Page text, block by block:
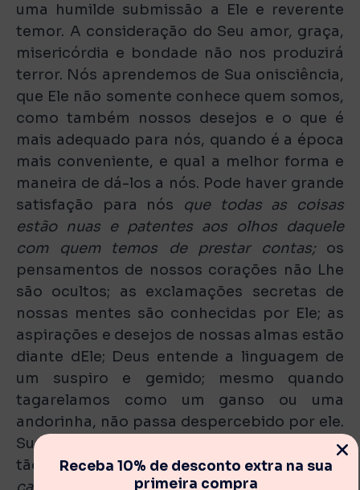
uma humilde submissão a Ele e reverente
temor. A consideração do Seu amor, graça,
misericórdia e bondade não nos produzirá
terror. Nós aprendemos de Sua onisciência,
que Ele não somente conhece quem somos,
como também nossos desejos e o que é
mais adequado para nós, quando é a época
mais conveniente, e qual a melhor forma e
maneira de dá-los a nós. Pode haver grande
satisfação para nós que todas as coisas
estão nuas e patentes aos olhos daquele
com quem temos de prestar contas;os
pensamentos de nossos corações não Lhe
são ocultos; as exclamações secretas de
nossas mentes são conhecidas por Ele; as
aspirações e desejos de nossas almas estão
diante dEle; Deus entende a linguagem de
um suspiro e gemido; mesmo quando
tagarelamos como um ganso ou uma
andorinha, não passa despercebido por ele.
Sua onipotência nos assegura que nada é
tão difícil ou impossível para Ele; que Ele é
Receba 10% de desconto extra na sua
primeira compra